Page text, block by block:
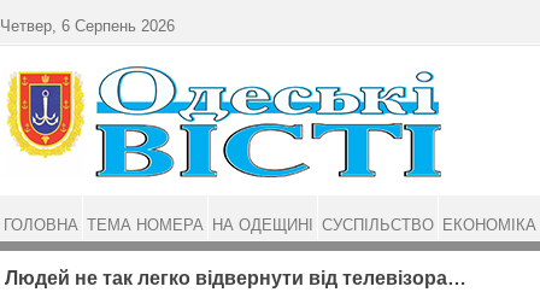
Людей не так легко відвернути від телевізора…
Четвер, 6 Серпень 2026
ГОЛОВНА ТЕМА НОМЕРА НА ОДЕЩИНІ СУСПІЛЬСТВО ЕКОНОМІКА